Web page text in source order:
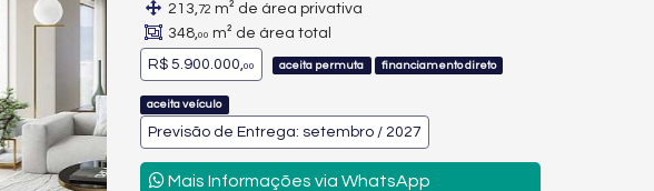
213,72 m² de área privativa
348,00 m² de área total
R$ 5.900.000,00 aceita permuta financiamento direto
aceita veículo
Previsão de Entrega: setembro / 2027
Mais Informações via WhatsApp